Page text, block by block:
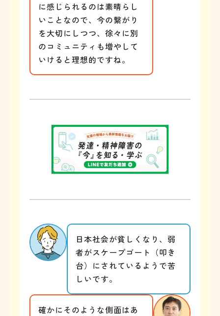
に感じられるのは素晴らし
いことなので、今の繋がり
を大切にしつつ、徐々に別
のコミュニティも増やして
いけると理想的ですね。
日本社会が貧しくなり、弱
者がスケープゴート（叩き
台）にされているようで苦
しいです。
確かにそのような側面はあ